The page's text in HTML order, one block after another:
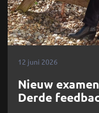
12 juni 2026
Nieuw
Derde